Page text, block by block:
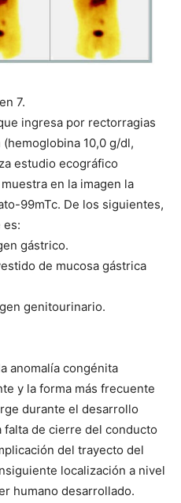
7.
ingresa por rectorragias
10,0 g/dl,
estudio ecográfico
en la imagen la
99mTc. De los siguientes,
es:
gástrico.
de mucosa gástrica
genitourinario.
anomalía congénita
y la forma más frecuente
durante el desarrollo
de cierre del conducto
del trayecto del
localización a nivel
humano desarrollado.